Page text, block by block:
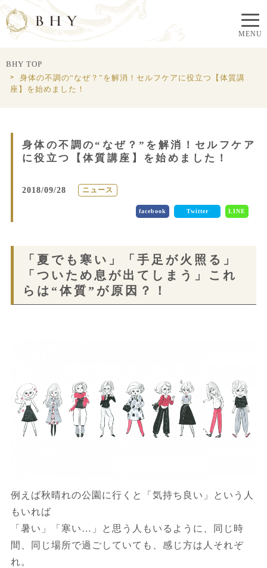
BHY TOP
身体の不調の“なぜ？”を解消！セルフケアに役立つ【体質講
座】を始めました！
身体の不調の“なぜ？”を解消！セルフケア
に役立つ【体質講座】を始めました！
2018/09/28 ニュース
facebook Twitter LINE
「夏でも寒い」「手足が火照る」
「ついため息が出てしまう」これ
らは“体質”が原因？！
例えば秋晴れの公園に行くと「気持ち良い」という人
もいれば
「暑い」「寒い…」と思う人もいるように、同じ時
間、同じ場所で過ごしていても、感じ方は人それぞ
れ。